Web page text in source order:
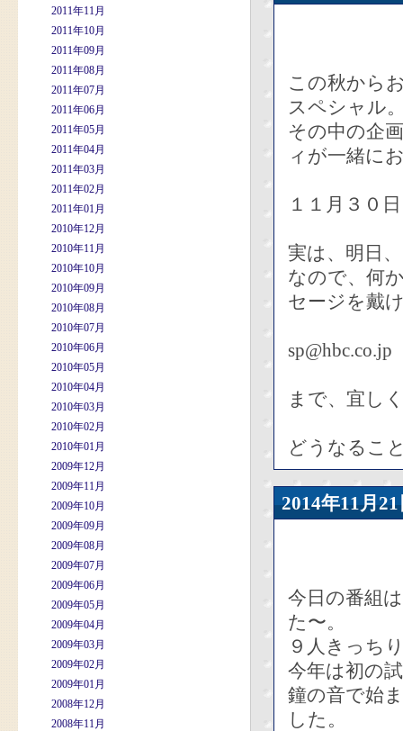
2011年11月
2011年10月
2011年09月
2011年08月
2011年07月
2011年06月
2011年05月
2011年04月
2011年03月
2011年02月
2011年01月
2010年12月
2010年11月
2010年10月
2010年09月
2010年08月
2010年07月
2010年06月
2010年05月
2010年04月
2010年03月
2010年02月
2010年01月
2009年12月
2009年11月
2009年10月
2009年09月
2009年08月
2009年07月
2009年06月
2009年05月
2009年04月
2009年03月
2009年02月
2009年01月
2008年12月
2008年11月
この秋から
スペシャル
その中の企
ィが一緒に
１１月３０
実は、明日
なので、何
セージを戴
sp@hbc.co.jp
まで、宜し
どうなるこ
2014年11
今日の番組
た〜。
９人きっち
今年は初の
鐘の音で始
した。